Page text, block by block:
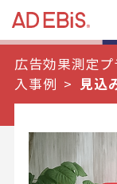
広告効果測定プ
入事例
見込
アークローゼッ